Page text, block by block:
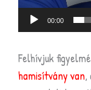
00:00
Felhívjuk
hamisítvány van,